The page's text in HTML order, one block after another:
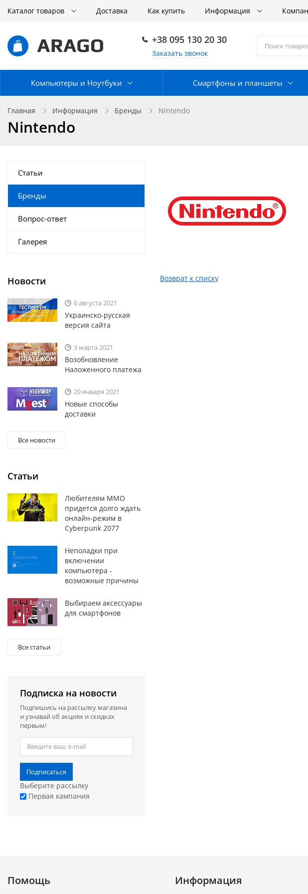
Каталог товаров Доставка Как купить Информация
+38 095 130 20 30
Заказать звонок
Компьютеры и Ноутбуки Смартфоны и планшеты
Главная Информация Бренды Nintendo
Nintendo
Возврат к списку
Статьи
Бренды
Вопрос-ответ
Галерея
Новости
6 августа 2021
Украинско-русская
версия сайта
3 марта 2021
Возобновление
Наложенного платежа
29 января 2021
Новые способы
доставки
Все новости
Статьи
Любителям MMO
придется долго ждать
онлайн-режим в
Cyberpunk 2077
Неполадки при
включении
компьютера -
возможные причины
Выбираем аксессуары
для смартфонов
Все статьи
Подписка на новости
Подпишись на рассылку магазина
и узнавай об акциях и скидках
первым!
Подписаться
Выберите рассылку
Первая кампания
Помощь Информация